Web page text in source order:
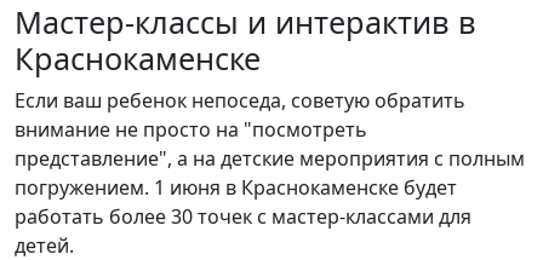
Мастер-классы и интерактив в
Краснокаменске
Если ваш ребенок непоседа, советую обратить
внимание не просто на "посмотреть
представление", а на детские мероприятия с полным
погружением. 1 июня в Краснокаменске будет
работать более 30 точек с мастер-классами для
детей.